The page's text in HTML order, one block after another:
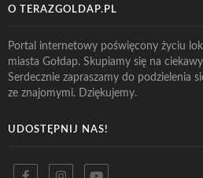
O TERAZGOLDAP.PL
Portal internetowy poświęcony życiu
miasta Gołdap. Skupiamy się na
Serdecznie zapraszamy do podzielenia
ze znajomymi. Dziękujemy.
UDOSTĘPNIJ NAS!